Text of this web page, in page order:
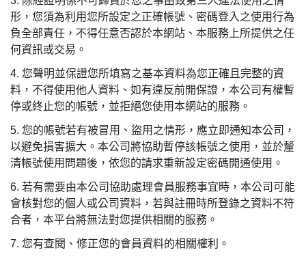
形，您須為利用您所設定之正確帳號、密碼登入之使用行為
負全部責任，不得任意否認於本網站、本服務上所提供之任
何資訊或交易。
4. 您聲明並保證您所填寫之基本資料為您正確且完整的資
料，不得使用他人資料、如有違反前開保證，本公司有權暫
停或終止您的帳號，並拒絕您使用本網站的服務。
5. 您的帳號若有被冒用、盜用之情形，應立即通知本公司，
以避免損害擴大。本公司將協助暫停該帳號之使用，並於釐
清帳號使用問題後，依您的請求重新設定密碼開通使用。
6. 若有需要由本公司協助處理會員服務事宜時，本公司可能
會核對您的個人或公司資料，若與註冊時所登錄之資料不符
合者，本平台將無法對您提供相關的服務。
7. 您有查閱、修正您的會員資料的相關權利。